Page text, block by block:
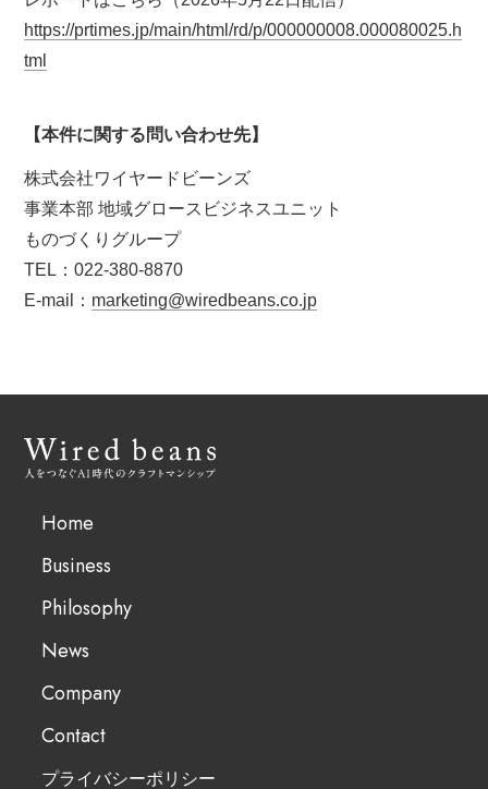
https://prtimes.jp/main/html/rd/p/000000008.000080025.h
tml
【本件に関する問い合わせ先】
株式会社ワイヤードビーンズ
事業本部 地域グロースビジネスユニット
ものづくりグループ
TEL：022-380-8870
E-mail： marketing@wiredbeans.co.jp
Home
Business
Philosophy
News
Company
Contact
プライバシーポリシー